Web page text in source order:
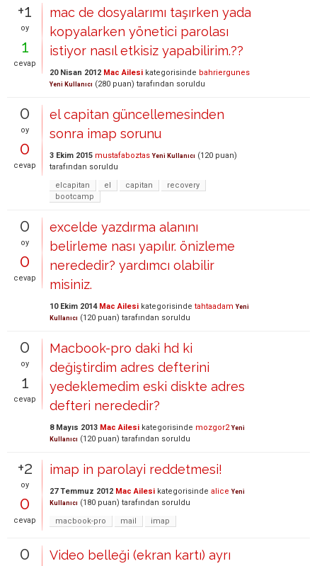
+1
oy
1
cevap
mac de dosyalarımı taşırken yada
kopyalarken yönetici parolası
istiyor nasıl etkisiz yapabilirim.??
20 Nisan 2012 Mac Ailesi kategorisinde bahriergunes
Yeni Kullanıcı (280 puan) tarafından soruldu
0
oy
0
cevap
el capitan güncellemesinden
sonra imap sorunu
3 Ekim 2015 mustafaboztas Yeni Kullanıcı (120 puan)
tarafından soruldu
elcapitan
el capitan
recovery
bootcamp
0
oy
0
cevap
excelde yazdırma alanını
belirleme nası yapılır. önizleme
nerededir? yardımcı olabilir
misiniz.
10 Ekim 2014 Mac Ailesi kategorisinde tahtaadam Yeni
Kullanıcı (120 puan) tarafından soruldu
0
oy
1
cevap
Macbook-pro daki hd ki
değiştirdim adres defterini
yedeklemedim eski diskte adres
defteri nerededir?
8 Mayıs 2013 Mac Ailesi kategorisinde mozgor2 Yeni
Kullanıcı (120 puan) tarafından soruldu
+2
oy
0
cevap
imap in parolayi reddetmesi!
27 Temmuz 2012 Mac Ailesi kategorisinde alice Yeni
Kullanıcı (180 puan) tarafından soruldu
macbook-pro
mail imap
0
Video belleği (ekran kartı) ayrı